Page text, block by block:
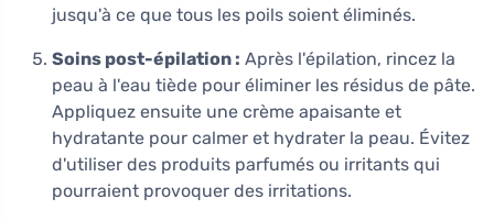
jusqu'à ce que tous les poils soient éliminés.
Soins post-épilation : Après l'épilation, rincez la
peau à l'eau tiède pour éliminer les résidus de pâte.
Appliquez ensuite une crème apaisante et
hydratante pour calmer et hydrater la peau. Évitez
d'utiliser des produits parfumés ou irritants qui
pourraient provoquer des irritations.